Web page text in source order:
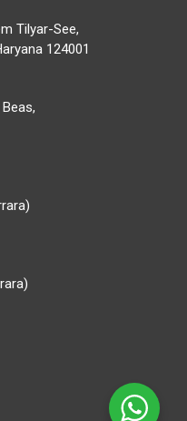
Tilyar-See,
124001